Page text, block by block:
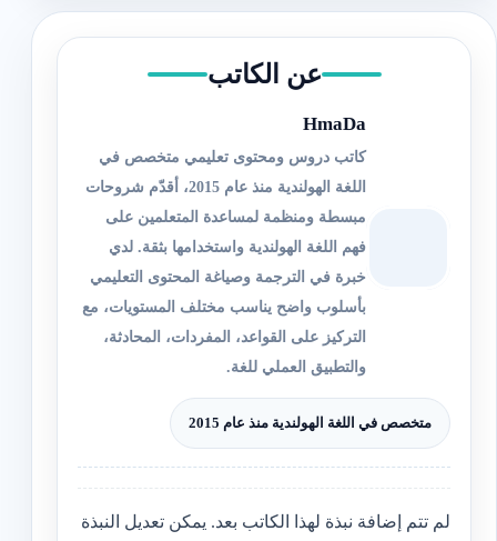
عن الكاتب
HmaDa
كاتب دروس ومحتوى تعليمي متخصص في
اللغة الهولندية منذ عام 2015، أقدّم شروحات
مبسطة ومنظمة لمساعدة المتعلمين على
فهم اللغة الهولندية واستخدامها بثقة. لدي
خبرة في الترجمة وصياغة المحتوى التعليمي
بأسلوب واضح يناسب مختلف المستويات، مع
التركيز على القواعد، المفردات، المحادثة،
والتطبيق العملي للغة.
متخصص في اللغة الهولندية منذ عام 2015
لم تتم إضافة نبذة لهذا الكاتب بعد. يمكن تعديل النبذة